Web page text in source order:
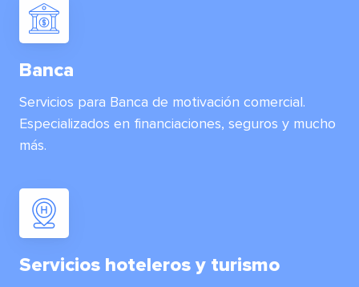
Banca
Servicios para Banca de motivación comercial.
Especializados en financiaciones, seguros y mucho
más.
Servicios hoteleros y turismo